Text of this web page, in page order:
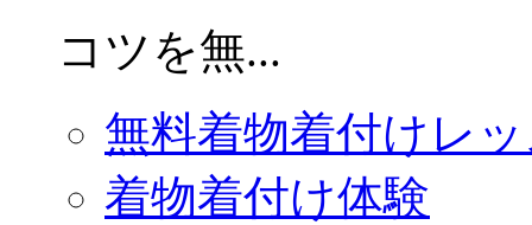
コツを無...
無料着物着付けレ
着物着付け体験